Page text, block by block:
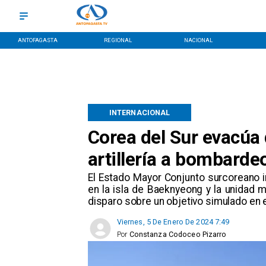
ANTOFAGASTA REGIONAL NACIONAL
Corea del Sur
artillería a
El Estado Mayor Conjunto
en la isla de Baeknyeong y la unidad
disparo sobre un objetivo simulado en
INTERNACIONAL
Viernes, 5 De Enero De 2024 7:49
Constanza Codoceo Pizarro
Por